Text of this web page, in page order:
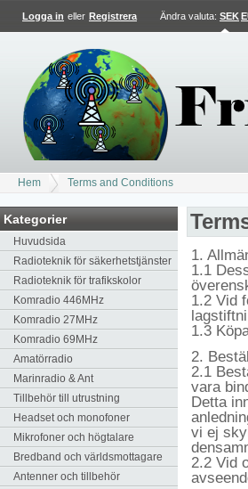
Logga in eller Registrera Ändra valuta: SEK
Hem Terms and Conditions
Kategorier
Huvudsida
Radioteknik för säkerhetstjänster
Radioteknik för trafikskolor
Komradio 446MHz
Komradio 27MHz
Komradio 69MHz
Amatörradio
Marinradio & Ant
Tillbehör till utrustning
Headset och monofoner
Mikrofoner och högtalare
Bredband och världsmottagare
Antenner och tillbehör
1.
1.1
1.2 Vid
1.3
2.
2.1
vara
Detta
vi ej
2.2 Vid